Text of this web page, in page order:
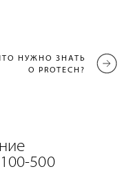
НУЖНО ЗНАТЬ
О PROTECH?
500